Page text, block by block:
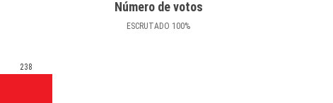
Número de votos
ESCRUTADO 100%
238